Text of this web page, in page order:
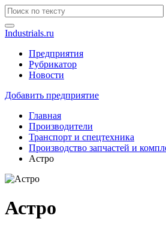
Industrials.ru
Предприятия
Рубрикатор
Новости
Добавить предприятие
Главная
Производители
Транспорт и спецтехника
Производство запчастей и
Астро
Астро